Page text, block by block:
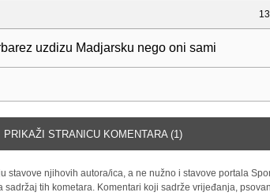
uzdizu Madjarsku nego oni sami
PRIKAŽI STRANICU KOMENTARA (1)
stavove njihovih autora/ica, a ne nužno i stavove portala
sadržaj tih kometara. Komentari koji sadrže vrijeđanja,